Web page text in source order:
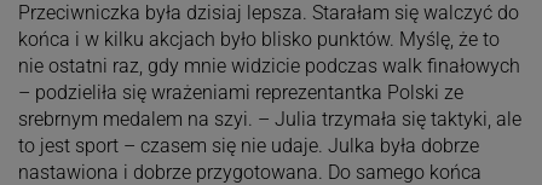
Przeciwniczka była dzisiaj lepsza. Starałam się walczyć do
końca i w kilku akcjach było blisko punktów. Myślę, że to
nie ostatni raz, gdy mnie widzicie podczas walk finałowych
– podzieliła się wrażeniami reprezentantka Polski ze
srebrnym medalem na szyi. – Julia trzymała się taktyki, ale
to jest sport – czasem się nie udaje. Julka była dobrze
nastawiona i dobrze przygotowana. Do samego końca